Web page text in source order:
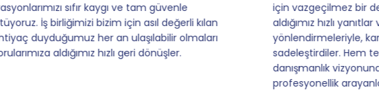
sıfır kaygı ve tam güvenle
İş birliğimizi bizim için asıl değerli kılan
duyduğumuz her an ulaşılabilir olmaları
aldığımız hızlı geri dönüşler.
için vazgeçilmez bir
aldığımız hızlı
yönlendirmeleriyle,
sadeleştirdiler. Hem
danışmanlık
profesyonellik